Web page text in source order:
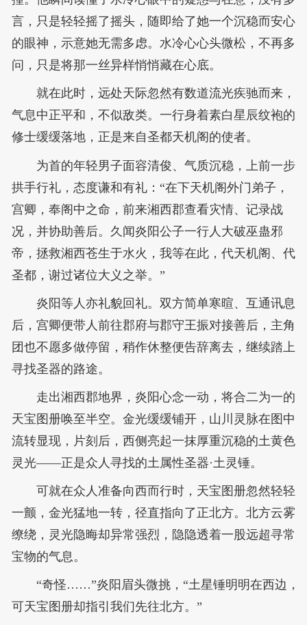
言，只是轻轻摇了摇头，随即给了她一个沉稳而安心
的眼神，示意她无需多虑。水冷心心头微松，不再多
问，只是将那一丝异样悄悄藏在心底。
就在此时，远处天际忽然有数道流光疾驰而来，
气息中正平和，不似敌类。一行身着素白星辰纹袍的
修士缓缓落地，正是来自圣都天机阁的使者。
为首的年轻男子面容清俊、气质沉稳，上前一步
拱手行礼，态度谦和有礼：“在下天机阁外门弟子，
宫卿，奉阁中之命，前来湘西郡查看灾情、记录战
况，并协助善后。久闻炎阳公子一行人大破巫蛊邪
帝，拯救湘西苍生于水火，我等在此，代天机阁、代
圣都，谢过诸位大义之举。”
炎阳等人亦礼貌回礼。双方简单寒暄、互通讯息
后，宫卿便带人前往郡府与郡守王振对接善后，主角
团也不愿多做停留，稍作休整便告辞离去，继续踏上
寻找圣器的路途。
走出湘西郡地界，炎阳心念一动，将合二为一的
天宝图册唤至半空。金光缓缓铺开，山川灵脉在图中
流转显现，片刻后，西侧亮起一抹厚重沉稳的土黄色
灵光——正是众人寻找的土属性圣器·土灵锤。
可就在众人准备向西而行时，天宝图册忽然轻轻
一颤，金光猛地一转，径直指向了正北方。北方云雾
缭绕，灵光隐晦却异常强烈，隐隐透着一股远超寻常
宝物的气息。
“奇怪……”炎阳眉头微挑，“土星锤明明在西边，
可天宝图册却指引我们先往北方。”